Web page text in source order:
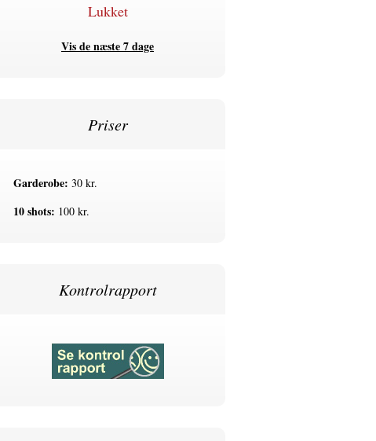
Lukket
Vis de næste 7 dage
Priser
Garderobe: 30 kr.
10 shots: 100 kr.
Kontrolrapport